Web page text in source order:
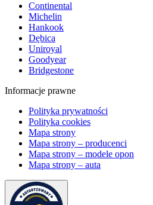
Continental
Michelin
Hankook
Dębica
Uniroyal
Goodyear
Bridgestone
Informacje prawne
Polityka prywatności
Polityka cookies
Mapa strony
Mapa strony – producenci
Mapa strony – modele opon
Mapa strony – auta